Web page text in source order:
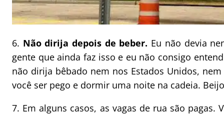
6. Não dirija depois de beber. Eu não devia
gente que ainda faz isso e eu não consigo
não dirija bêbado nem nos Estados Unidos,
você ser pego e dormir uma noite na cadeia.
7. Em alguns casos, as vagas de rua são pagas.